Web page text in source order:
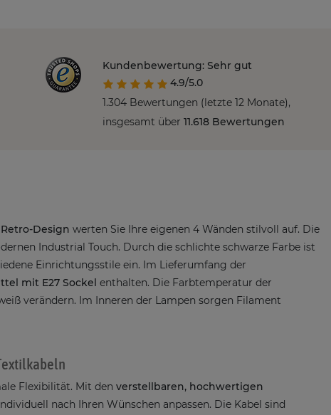
Kundenbewertung: Sehr gut
4.9/5.0
1.304 Bewertungen (letzte 12 Monate),
insgesamt über 11.618 Bewertungen
Design werten Sie Ihre eigenen 4 Wänden stilvoll auf. Die
Industrial Touch. Durch die schlichte schwarze Farbe ist
Einrichtungsstile ein. Im Lieferumfang der
mit E27 Sockel enthalten. Die Farbtemperatur der
verändern. Im Inneren der Lampen sorgen Filament
Flexibilität. Mit den verstellbaren, hochwertigen
nach Ihren Wünschen anpassen. Die Kabel sind